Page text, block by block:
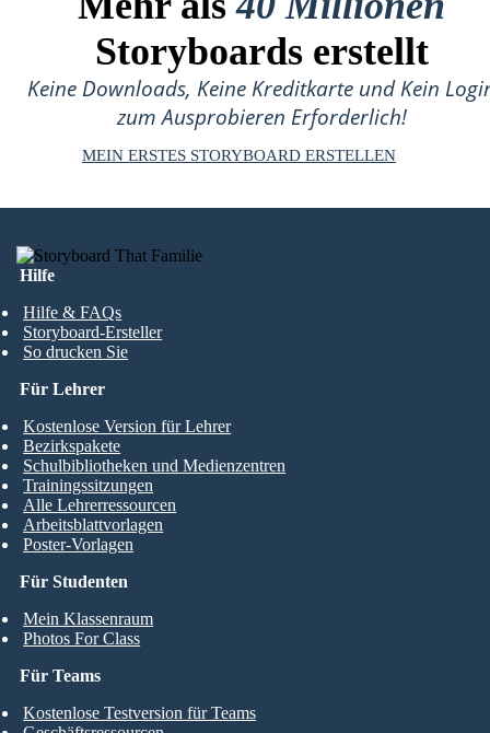
Storyboards erstellt
Keine Downloads, Keine Kreditkarte und Kein
zum Ausprobieren Erforderlich!
MEIN ERSTES STORYBOARD ERSTELLEN
Hilfe
Hilfe & FAQs
Storyboard-Ersteller
So drucken Sie
Für Studenten
Mein Klassenraum
Photos For Class
Für Lehrer
Kostenlose Version für Lehrer
Bezirkspakete
Schulbibliotheken und Medienzentren
Trainingssitzungen
Alle Lehrerressourcen
Arbeitsblattvorlagen
Poster-Vorlagen
Für Teams
Kostenlose Testversion für Teams